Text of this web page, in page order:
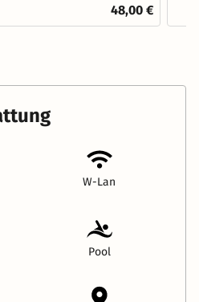
48,00 €
W-Lan
Pool